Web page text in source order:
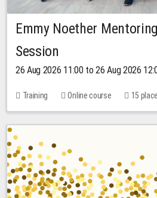
Emmy Noether
Session
26 Aug 2026 11:00 to 26 Aug 2026
Training Online course 15